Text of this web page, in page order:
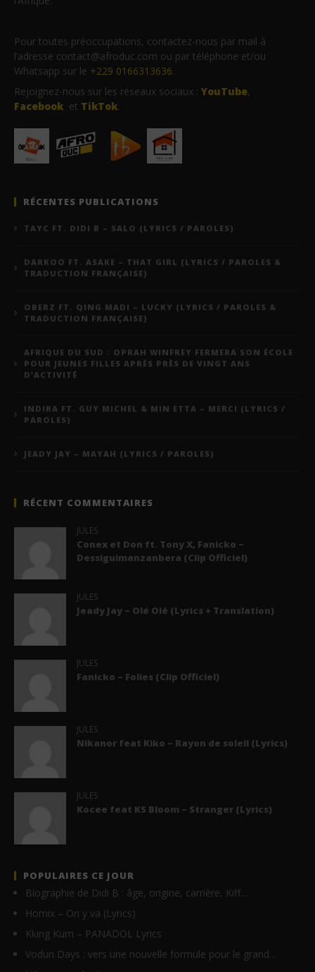
Pour toutes préoccupations, contactez-nous par mail à
l’adresse contact@afroduc.com ou par téléphone et/ou
Whatsapp sur le +229 0166313636.
Rejoignez-nous sur les réseaux sociaux : YouTube,
Facebook et TikTok.
RÉCENTES PUBLICATIONS
TAYC FT. DIDI B – SALO (LYRICS / PAROLES)
DARKOO FT. ASAKE – THAT GIRL (LYRICS / PAROLES &
TRADUCTION FRANÇAISE)
OBERZ FT. QING MADI – LUCKY (LYRICS / PAROLES &
TRADUCTION FRANÇAISE)
AFRIQUE DU SUD : OPRAH WINFREY FERMERA SON ÉCOLE
POUR JEUNES FILLES APRÈS PRÈS DE VINGT ANS
D’ACTIVITÉ
INDIRA FT. GUY MICHEL & MIN ETTA – MERCI (LYRICS /
PAROLES)
JEADY JAY – MAYAH (LYRICS / PAROLES)
RÉCENT COMMENTAIRES
JULES
Conex et Don ft. Tony X, Fanicko –
Dessiguimanzanbera (Clip Officiel)
JULES
Jeady Jay – Olé Olé (Lyrics + Translation)
JULES
Fanicko – Folies (Clip Officiel)
JULES
Nikanor feat Kiko – Rayon de soleil (Lyrics)
JULES
Kocee feat KS Bloom – Stranger (Lyrics)
POPULAIRES CE JOUR
Biographie de Didi B : âge, origine, carrière, Kiff…
Homix – On y va (Lyrics)
Kking Kum – PANADOL Lyrics
Vodun Days : vers une nouvelle formule pour le grand…